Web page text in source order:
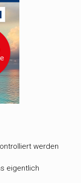
werden
eigentlich